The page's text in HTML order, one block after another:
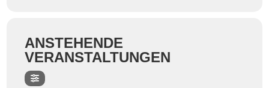
ANSTEHENDE
VERANSTALTUNGEN